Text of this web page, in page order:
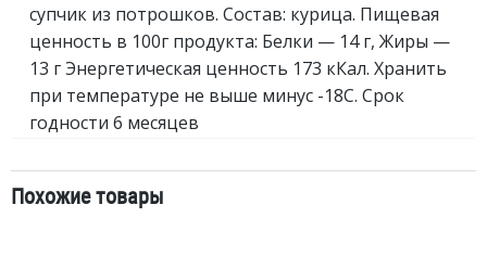
супчик из потрошков. Состав: курица. Пищевая
ценность в 100г продукта: Белки — 14 г, Жиры —
13 г Энергетическая ценность 173 кКал. Хранить
при температуре не выше минус -18C. Срок
годности 6 месяцев
Похожие товары